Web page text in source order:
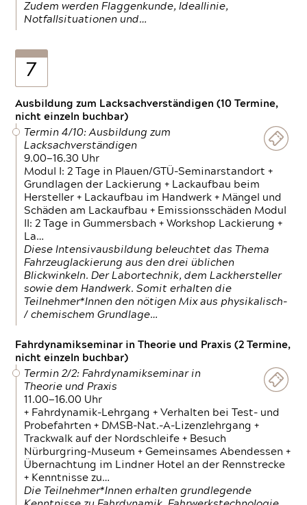
Zudem werden Flaggenkunde, Ideallinie,
Notfallsituationen und…
7
Ausbildung zum Lacksachverständigen (10 Termine,
nicht einzeln buchbar)
Termin 4/10: Ausbildung zum
Lacksachverständigen
9.00—16.30 Uhr
Modul I: 2 Tage in Plauen/GTÜ-Seminarstandort +
Grundlagen der Lackierung + Lackaufbau beim
Hersteller + Lackaufbau im Handwerk + Mängel und
Schäden am Lackaufbau + Emissionsschäden Modul
II: 2 Tage in Gummersbach + Workshop Lackierung +
La…
Diese Intensivausbildung beleuchtet das Thema
Fahrzeuglackierung aus den drei üblichen
Blickwinkeln. Der Labortechnik, dem Lackhersteller
sowie dem Handwerk. Somit erhalten die
Teilnehmer*Innen den nötigen Mix aus physikalisch-
/ chemischem Grundlage…
Fahrdynamikseminar in Theorie und Praxis (2 Termine,
nicht einzeln buchbar)
Termin 2/2: Fahrdynamikseminar in
Theorie und Praxis
11.00—16.00 Uhr
+ Fahrdynamik-Lehrgang + Verhalten bei Test- und
Probefahrten + DMSB-Nat.-A-Lizenzlehrgang +
Trackwalk auf der Nordschleife + Besuch
Nürburgring-Museum + Gemeinsames Abendessen +
Übernachtung im Lindner Hotel an der Rennstrecke
+ Kenntnisse zu…
Die Teilnehmer*Innen erhalten grundlegende